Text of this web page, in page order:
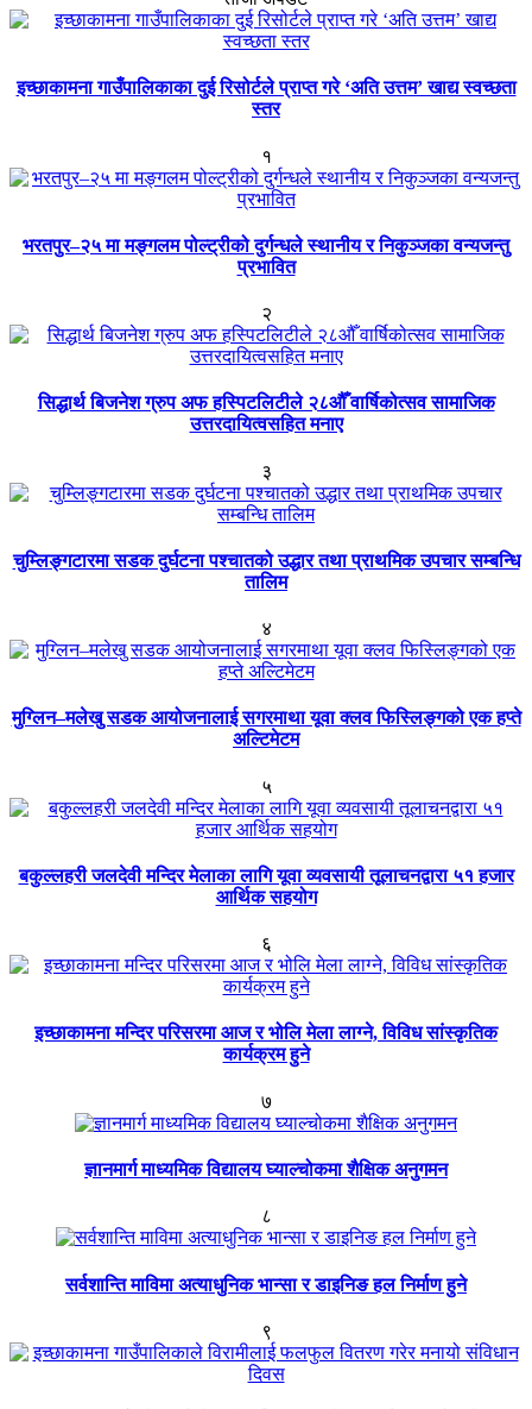
इच्छाकामना गाउँपालिकाका दुई रिसोर्टले प्राप्त गरे ‘अति उत्तम’ खाद्य स्वच्छता
स्तर
१
भरतपुर–२५ मा मङ्गलम पोल्ट्रीको दुर्गन्धले स्थानीय र निकुञ्जका वन्यजन्तु
प्रभावित
२
सिद्धार्थ बिजनेश ग्रुप अफ हस्पिटलिटीले २८औँ वार्षिकोत्सव सामाजिक
उत्तरदायित्वसहित मनाए
३
चुम्लिङ्गटारमा सडक दुर्घटना पश्चातको उद्धार तथा प्राथमिक उपचार सम्बन्धि
तालिम
४
मुग्लिन–मलेखु सडक आयोजनालाई सगरमाथा यूवा क्लव फिस्लिङ्गको एक हप्ते
अल्टिमेटम
५
बकुल्लहरी जलदेवी मन्दिर मेलाका लागि यूवा व्यवसायी तूलाचनद्वारा ५१ हजार
आर्थिक सहयोग
६
इच्छाकामना मन्दिर परिसरमा आज र भोलि मेला लाग्ने, विविध सांस्कृतिक
कार्यक्रम हुने
७
ज्ञानमार्ग माध्यमिक विद्यालय घ्याल्चोकमा शैक्षिक अनुगमन
८
सर्वशान्ति माविमा अत्याधुनिक भान्सा र डाइनिङ हल निर्माण हुने
९